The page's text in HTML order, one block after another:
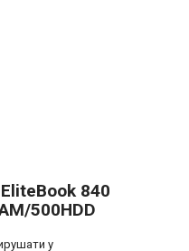
840
500HDD
у